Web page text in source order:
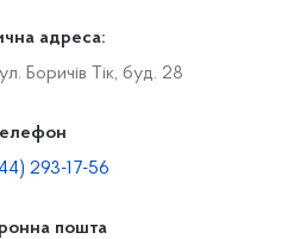
адреса:
Боричів Тік, буд. 28
293-17-56
пошта